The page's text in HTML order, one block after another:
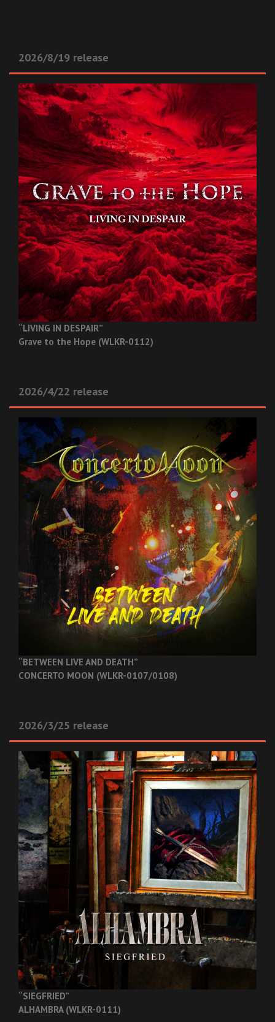
2026/8/19 release
“LIVING IN DESPAIR”
Grave to the Hope (WLKR-0112)
2026/4/22 release
“BETWEEN LIVE AND DEATH”
CONCERTO MOON (WLKR-0107/0108)
2026/3/25 release
“SIEGFRIED”
ALHAMBRA (WLKR-0111)